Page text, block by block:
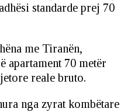
standarde prej 70
me Tiranën,
apartament 70 metër
reale bruto.
nga zyrat kombëtare